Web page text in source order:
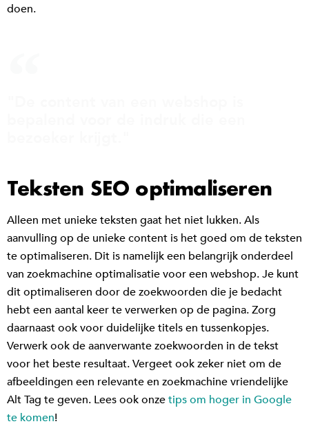
doen.
Teksten SEO optimaliseren
Alleen met unieke teksten gaat het niet lukken. Als
aanvulling op de unieke content is het goed om de teksten
te optimaliseren. Dit is namelijk een belangrijk onderdeel
van zoekmachine optimalisatie voor een webshop. Je kunt
dit optimaliseren door de zoekwoorden die je bedacht
hebt een aantal keer te verwerken op de pagina. Zorg
daarnaast ook voor duidelijke titels en tussenkopjes.
Verwerk ook de aanverwante zoekwoorden in de tekst
voor het beste resultaat. Vergeet ook zeker niet om de
afbeeldingen een relevante en zoekmachine vriendelijke
Alt Tag te geven. Lees ook onzetips om hoger in Google
te komen!